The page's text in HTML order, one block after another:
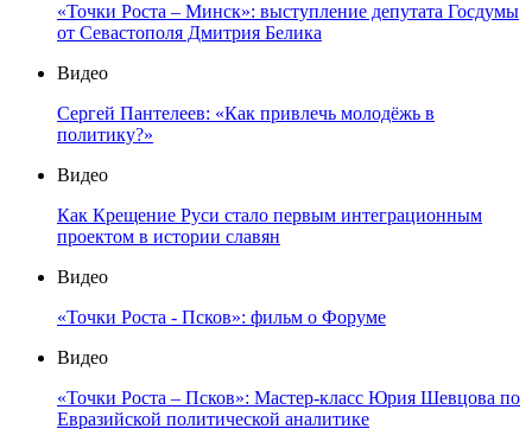
«Точки Роста – Минск»: выступление депутата Госдумы
от Севастополя Дмитрия Белика
Видео
Сергей Пантелеев: «Как привлечь молодёжь в
политику?»
Видео
Как Крещение Руси стало первым интеграционным
проектом в истории славян
Видео
«Точки Роста - Псков»: фильм о Форуме
Видео
«Точки Роста – Псков»: Мастер-класс Юрия Шевцова по
Евразийской политической аналитике